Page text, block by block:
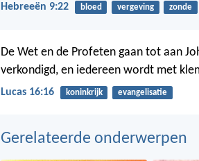
Hebreeën 9:22 bloed vergeving zonde
De Wet en de Profeten gaan tot aan
verkondigd, en iedereen wordt met
Lucas 16:16 koninkrijk evangelisatie
Gerelateerde onderwerpen